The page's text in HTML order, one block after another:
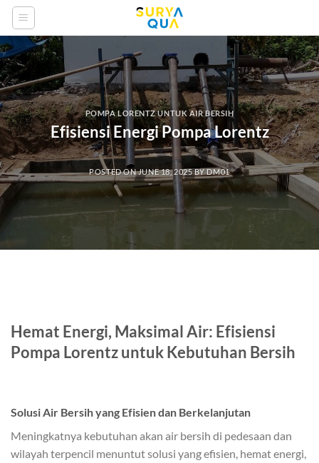
Skip
content
POMPA LORENTZ UNTUK AIR BERSIH
Efisiensi Energi Pompa Lorentz
POSTED ONJUNE 18, 2025BYDM01
Hemat Energi, Maksimal Air: Efisiensi
Pompa Lorentz untuk Kebutuhan Bersih
Solusi Air Bersih yang Efisien dan Berkelanjutan
Meningkatnya kebutuhan akan air bersih di pedesaan dan
wilayah terpencil menuntut solusi yang efisien, hemat energi,